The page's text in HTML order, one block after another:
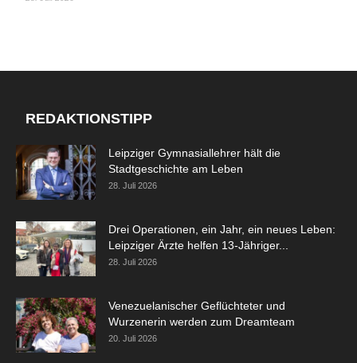
REDAKTIONSTIPP
Leipziger Gymnasiallehrer hält die
Stadtgeschichte am Leben
28. Juli 2026
Drei Operationen, ein Jahr, ein neues Leben:
Leipziger Ärzte helfen 13-Jähriger...
28. Juli 2026
Venezuelanischer Geflüchteter und
Wurzenerin werden zum Dreamteam
20. Juli 2026